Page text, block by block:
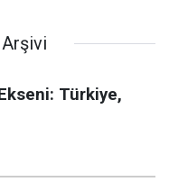
Türkiye,